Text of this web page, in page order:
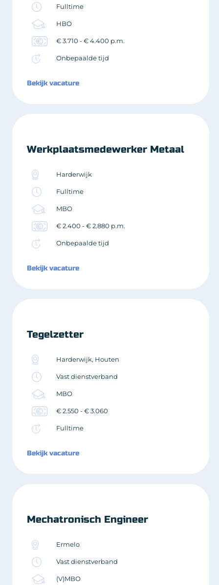
Fulltime
HBO
€ 3.710 - € 4.400 p.m.
Onbepaalde tijd
Bekijk vacature
Werkplaatsmedewerker Metaal
Harderwijk
Fulltime
MBO
€ 2.400 - € 2.880 p.m.
Onbepaalde tijd
Bekijk vacature
Tegelzetter
Harderwijk, Houten
Vast dienstverband
MBO
€ 2.550 - € 3.060
Fulltime
Bekijk vacature
Mechatronisch Engineer
Ermelo
Vast dienstverband
(V)MBO